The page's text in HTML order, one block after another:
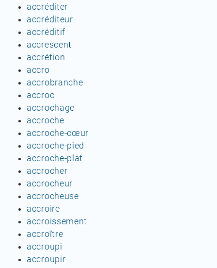
accréditer
accréditeur
accréditif
accrescent
accrétion
accro
accrobranche
accroc
accrochage
accroche
accroche-cœur
accroche-pied
accroche-plat
accrocher
accrocheur
accrocheuse
accroire
accroissement
accroître
accroupi
accroupir